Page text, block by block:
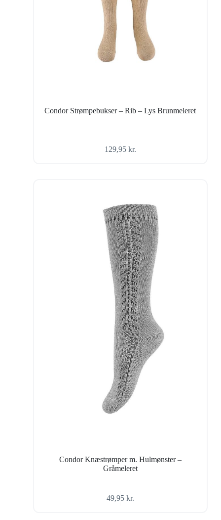
Condor Strømpebukser – Rib – Lys Brunmeleret
129,95 kr.
Condor Knæstrømper m. Hulmønster –
Gråmeleret
49,95 kr.